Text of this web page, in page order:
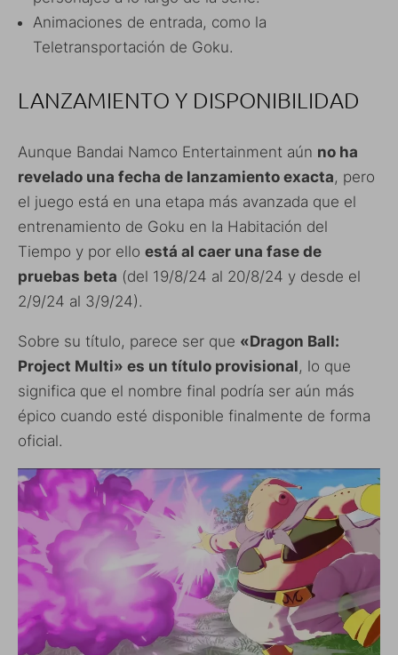
Animaciones de entrada, como la
Teletransportación de Goku.
LANZAMIENTO Y DISPONIBILIDAD
Aunque Bandai Namco Entertainment aún no ha
revelado una fecha de lanzamiento exacta, pero
el juego está en una etapa más avanzada que el
entrenamiento de Goku en la Habitación del
Tiempo y por ello está al caer una fase de
pruebas beta (del 19/8/24 al 20/8/24 y desde el
2/9/24 al 3/9/24).
Sobre su título, parece ser que «Dragon Ball:
Project Multi» es un título provisional, lo que
significa que el nombre final podría ser aún más
épico cuando esté disponible finalmente de forma
oficial.